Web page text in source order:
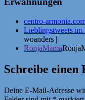
centro-
Lieblingstweets im
woanders |
RonjaMama
Schreibe einen
Deine E-Mail-Adresse